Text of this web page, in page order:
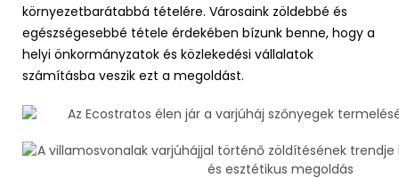
környezetbarátabbá tételére. Városaink zöldebbé és
egészségesebbé tétele érdekében bízunk benne, hogy a
helyi önkormányzatok és közlekedési vállalatok
számításba veszik ezt a megoldást.